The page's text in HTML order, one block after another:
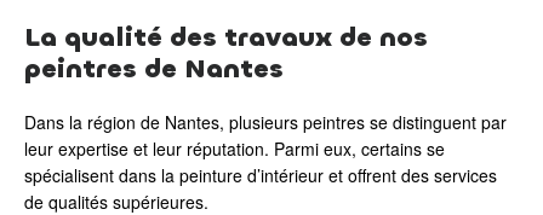
La qualité des travaux de nos
peintres de Nantes
Dans la région de Nantes, plusieurs peintres se distinguent par
leur expertise et leur réputation. Parmi eux, certains se
spécialisent dans la peinture d’intérieur et offrent des services
de qualités supérieures.